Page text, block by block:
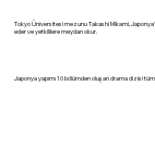
Tokyo Üniversitesi mezunu Takashi Mikami,
eder ve yetkililere meydan okur.
Japonya yapımı 10 bölümden oluşan drama dizisi